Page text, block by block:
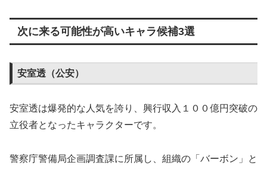
次に来る可能性が高いキャラ候補3選
安室透（公安）
安室透は爆発的な人気を誇り、興行収入１００億円突破の
立役者となったキャラクターです。
警察庁警備局企画調査課に所属し、組織の「バーボン」と